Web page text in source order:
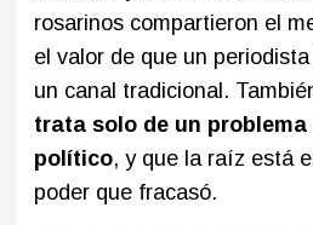
rosarinos compartieron el
el valor de que un
un canal tradicional.
trata solo de un
político, y que la raíz está
poder que fracasó.